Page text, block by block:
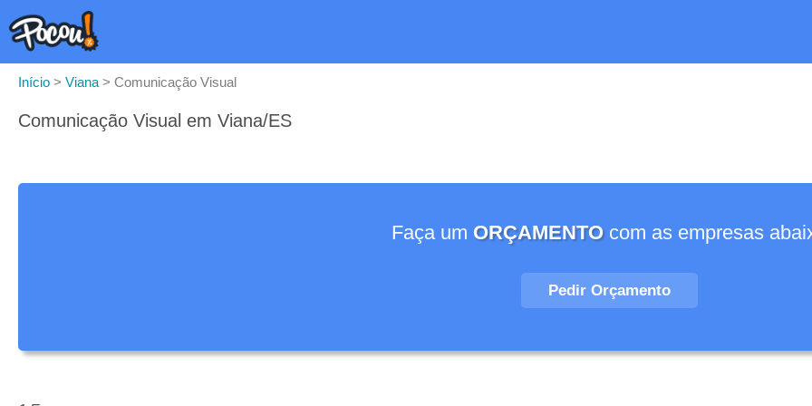
Início > Viana > Comunicação Visual
Comunicação Visual em Viana/ES
Faça um ORÇAMENTOcom as empresas
Pedir Orçamento